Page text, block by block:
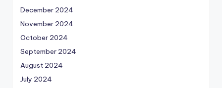
December 2024
November 2024
October 2024
September 2024
August 2024
July 2024